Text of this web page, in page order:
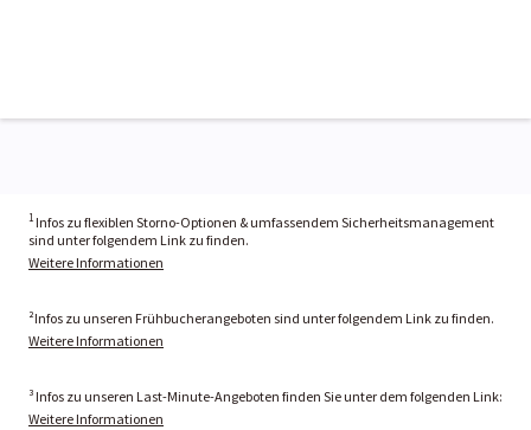
1 Infos zu flexiblen Storno-Optionen & umfassendem Sicherheitsmanagement
sind unter folgendem Link zu finden.
Weitere Informationen
²Infos zu unseren Frühbucherangeboten sind unter folgendem Link zu finden.
Weitere Informationen
³ Infos zu unseren Last-Minute-Angeboten finden Sie unter dem folgenden Link:
Weitere Informationen